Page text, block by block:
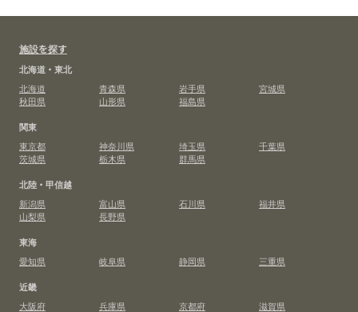
施設を探す
北海道・東北
北海道
青森県 岩手県
宮城県
秋田県
山形県
福島県
関東
東京都
神奈川県 埼玉県
千葉県
茨城県
栃木県
群馬県
北陸・甲信越
新潟県
富山県 石川県
福井県
山梨県
長野県
東海
愛知県
岐阜県 静岡県
三重県
近畿
大阪府
兵庫県 京都府
滋賀県